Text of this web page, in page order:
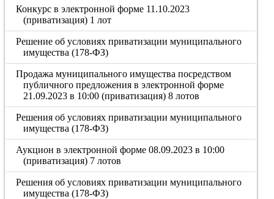
Конкурс в электронной форме 11.10.2023
(приватизация) 1 лот
Решение об условиях приватизации муниципального
имущества (178-ФЗ)
Продажа муниципального имущества посредством
публичного предложения в электронной форме
21.09.2023 в 10:00 (приватизация) 8 лотов
Решения об условиях приватизации муниципального
имущества (178-ФЗ)
Аукцион в электронной форме 08.09.2023 в 10:00
(приватизация) 7 лотов
Решения об условиях приватизации муниципального
имущества (178-ФЗ)